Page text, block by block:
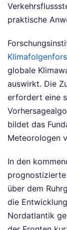
praktische
globale
auswirkt. Die
erfordert eine
bildet das
Meteorologen
In den
über dem
die
Nordatlantik